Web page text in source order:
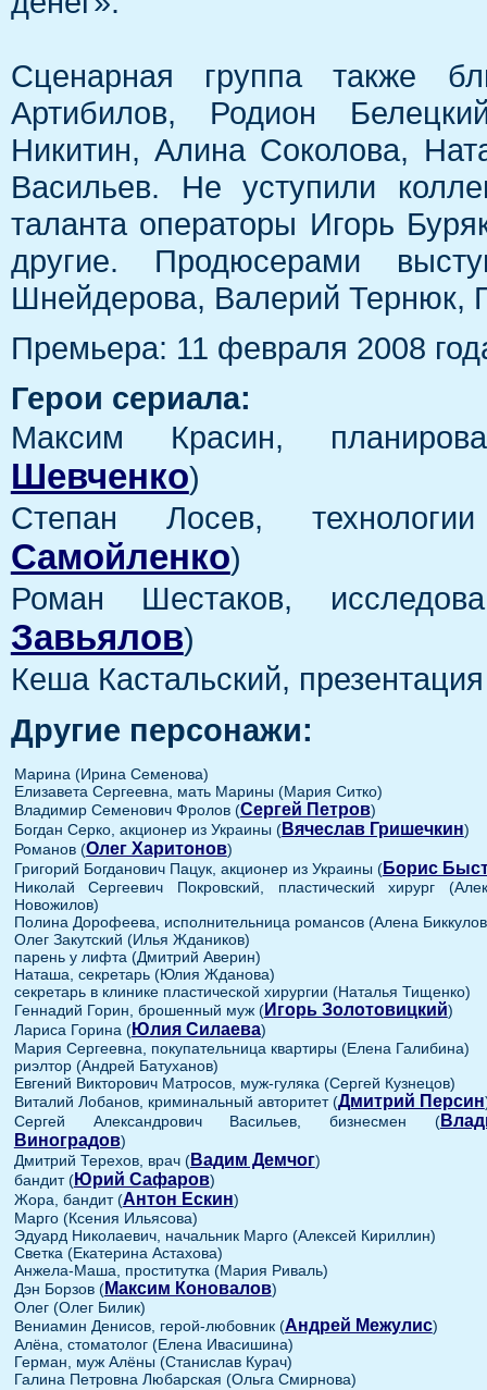
Сценарная группа также
Артибилов, Родион
Никитин, Алина Соколова,
Васильев. Не уступили
таланта операторы Игорь
другие. Продюсерами
Шнейдерова, Валерий Тернюк,
Премьера: 11 февраля 2008
Герои сериала:
Максим Красин,
Шевченко)
Степан Лосев,
Самойленко)
Роман Шестаков,
Завьялов)
Кеша Кастальский,
Другие персонажи:
Марина (Ирина Семенова)
Елизавета Сергеевна, мать Марины (Мария Ситко)
Владимир Семенович Фролов (Сергей Петров)
Богдан Серко, акционер из Украины (Вячеслав Гришечкин)
Романов (Олег Харитонов)
Григорий Богданович Пацук, акционер из Украины (Борис
Николай Сергеевич Покровский, пластический хирург
Новожилов)
Полина Дорофеева, исполнительница романсов (Алена
Олег Закутский (Илья Ждаников)
парень у лифта (Дмитрий Аверин)
Наташа, секретарь (Юлия Жданова)
секретарь в клинике пластической хирургии (Наталья Тищенко)
Геннадий Горин, брошенный муж (Игорь Золотовицкий)
Лариса Горина (Юлия Силаева)
Мария Сергеевна, покупательница квартиры (Елена Галибина)
риэлтор (Андрей Батуханов)
Евгений Викторович Матросов, муж-гуляка (Сергей Кузнецов)
Виталий Лобанов, криминальный авторитет (Дмитрий Персин
Сергей Александрович Васильев, бизнесмен (
Виноградов)
Дмитрий Терехов, врач (Вадим Демчог)
бандит (Юрий Сафаров)
Жора, бандит (Антон Ескин)
Марго (Ксения Ильясова)
Эдуард Николаевич, начальник Марго (Алексей Кириллин)
Светка (Екатерина Астахова)
Анжела-Маша, проститутка (Мария Риваль)
Дэн Борзов (Максим Коновалов)
Олег (Олег Билик)
Вениамин Денисов, герой-любовник (Андрей Межулис)
Алёна, стоматолог (Елена Ивасишина)
Герман, муж Алёны (Станислав Курач)
Галина Петровна Любарская (Ольга Смирнова)